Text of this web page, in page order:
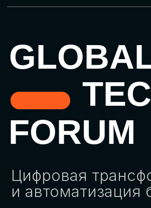
GLOBAL
TECH
FORUM
Цифровая трансформация
и автоматизация бизнеса
ЗАРЕГИСТРИРОВАТЬСЯ